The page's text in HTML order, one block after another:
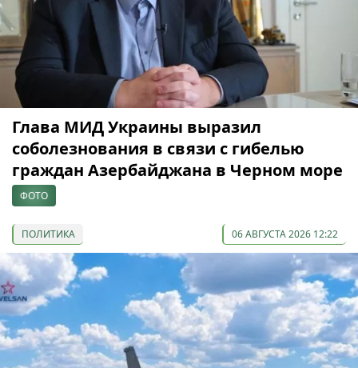
Глава МИД Украины выразил
соболезнования в связи с гибелью
граждан Азербайджана в Черном море
ФОТО
ПОЛИТИКА 06 АВГУСТА 2026 12:22